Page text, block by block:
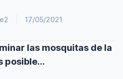
17/05/2021
las mosquitas de la
posible…